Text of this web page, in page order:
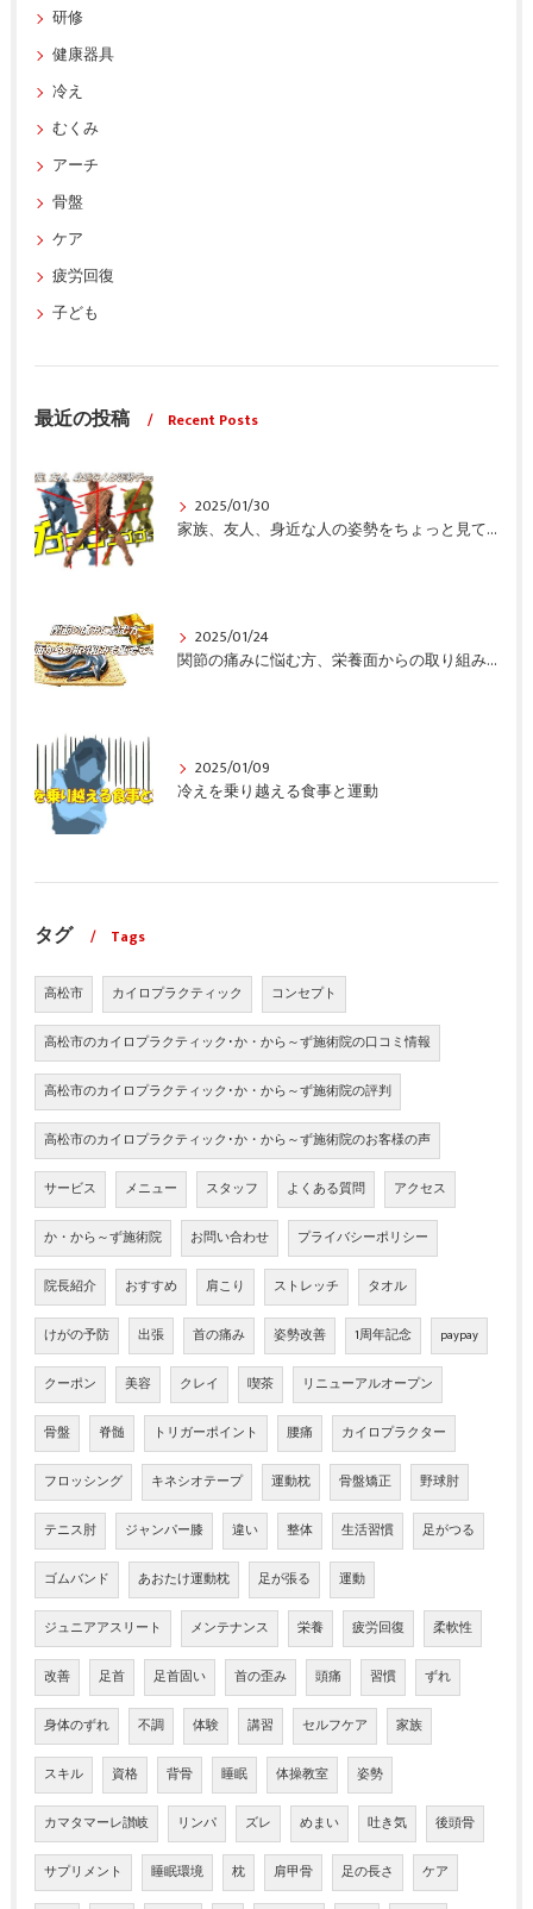
研修
健康器具
冷え
むくみ
アーチ
骨盤
ケア
疲労回復
子ども
最近の投稿 Recent Posts
2025/01/30
家族、友人、身近な人の姿勢をちょっと見てみませんか？
2025/01/24
関節の痛みに悩む方、栄養面からの取り組みも重要ですよ！
2025/01/09
冷えを乗り越える食事と運動
タグ Tags
高松市 カイロプラクティック コンセプト
高松市のカイロプラクティック･か・から～ず施術院の口コミ情報
高松市のカイロプラクティック･か・から～ず施術院の評判
高松市のカイロプラクティック･か・から～ず施術院のお客様の声
サービス メニュー スタッフ よくある質問 アクセス
か・から～ず施術院 お問い合わせ プライバシーポリシー
院長紹介 おすすめ 肩こり ストレッチ タオル
けがの予防 出張 首の痛み 姿勢改善 1周年記念 paypay
クーポン 美容 クレイ 喫茶 リニューアルオープン
骨盤 脊髄 トリガーポイント 腰痛 カイロプラクター
フロッシング キネシオテープ 運動枕 骨盤矯正 野球肘
テニス肘 ジャンパー膝 違い 整体 生活習慣 足がつる
ゴムバンド あおたけ運動枕 足が張る 運動
ジュニアアスリート メンテナンス 栄養 疲労回復 柔軟性
改善 足首 足首固い 首の歪み 頭痛 習慣 ずれ
身体のずれ 不調 体験 講習 セルフケア 家族
スキル 資格 背骨 睡眠 体操教室 姿勢
カマタマーレ讃岐 リンパ ズレ めまい 吐き気 後頭骨
サプリメント 睡眠環境 枕 肩甲骨 足の長さ ケア